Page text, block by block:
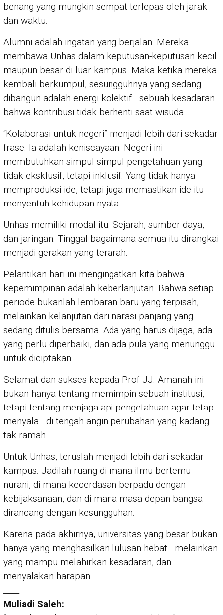
benang yang mungkin sempat terlepas oleh jarak
dan waktu.
Alumni adalah ingatan yang berjalan. Mereka
membawa Unhas dalam keputusan-keputusan kecil
maupun besar di luar kampus. Maka ketika mereka
kembali berkumpul, sesungguhnya yang sedang
dibangun adalah energi kolektif—sebuah kesadaran
bahwa kontribusi tidak berhenti saat wisuda.
“Kolaborasi untuk negeri” menjadi lebih dari sekadar
frase. Ia adalah keniscayaan. Negeri ini
membutuhkan simpul-simpul pengetahuan yang
tidak eksklusif, tetapi inklusif. Yang tidak hanya
memproduksi ide, tetapi juga memastikan ide itu
menyentuh kehidupan nyata.
Unhas memiliki modal itu. Sejarah, sumber daya,
dan jaringan. Tinggal bagaimana semua itu dirangkai
menjadi gerakan yang terarah.
Pelantikan hari ini mengingatkan kita bahwa
kepemimpinan adalah keberlanjutan. Bahwa setiap
periode bukanlah lembaran baru yang terpisah,
melainkan kelanjutan dari narasi panjang yang
sedang ditulis bersama. Ada yang harus dijaga, ada
yang perlu diperbaiki, dan ada pula yang menunggu
untuk diciptakan.
Selamat dan sukses kepada Prof JJ. Amanah ini
bukan hanya tentang memimpin sebuah institusi,
tetapi tentang menjaga api pengetahuan agar tetap
menyala—di tengah angin perubahan yang kadang
tak ramah.
Untuk Unhas, teruslah menjadi lebih dari sekadar
kampus. Jadilah ruang di mana ilmu bertemu
nurani, di mana kecerdasan berpadu dengan
kebijaksanaan, dan di mana masa depan bangsa
dirancang dengan kesungguhan.
Karena pada akhirnya, universitas yang besar bukan
hanya yang menghasilkan lulusan hebat—melainkan
yang mampu melahirkan kesadaran, dan
menyalakan harapan.
Muliadi Saleh: